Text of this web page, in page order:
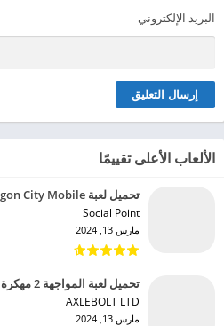
البريد الإلكتروني
الألعاب الأعلى تقييمًا
تحميل لعبة Dragon City Mobile مهكرة للاندرويد 2024
Social Point‏
مارس 13, 2024
تحميل لعبة المواجهة 2 مهكرة للاندرويد 2024
AXLEBOLT LTD‏
مارس 13, 2024